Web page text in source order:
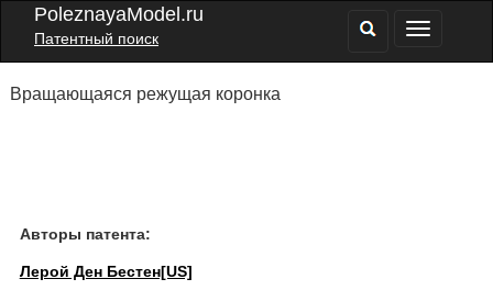
PoleznayaModel.ru
Патентный поиск
Вращающаяся режущая коронка
Авторы патента:
Лерой Ден Бестен[US]